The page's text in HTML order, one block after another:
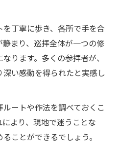
丁寧に歩き、各所で手を合
まり、巡拝全体が一つの修
ります。多くの参拝者が、
い感動を得られたと実感し
ートや作法を調べておくこ
より、現地で迷うことな
ことができるでしょう。